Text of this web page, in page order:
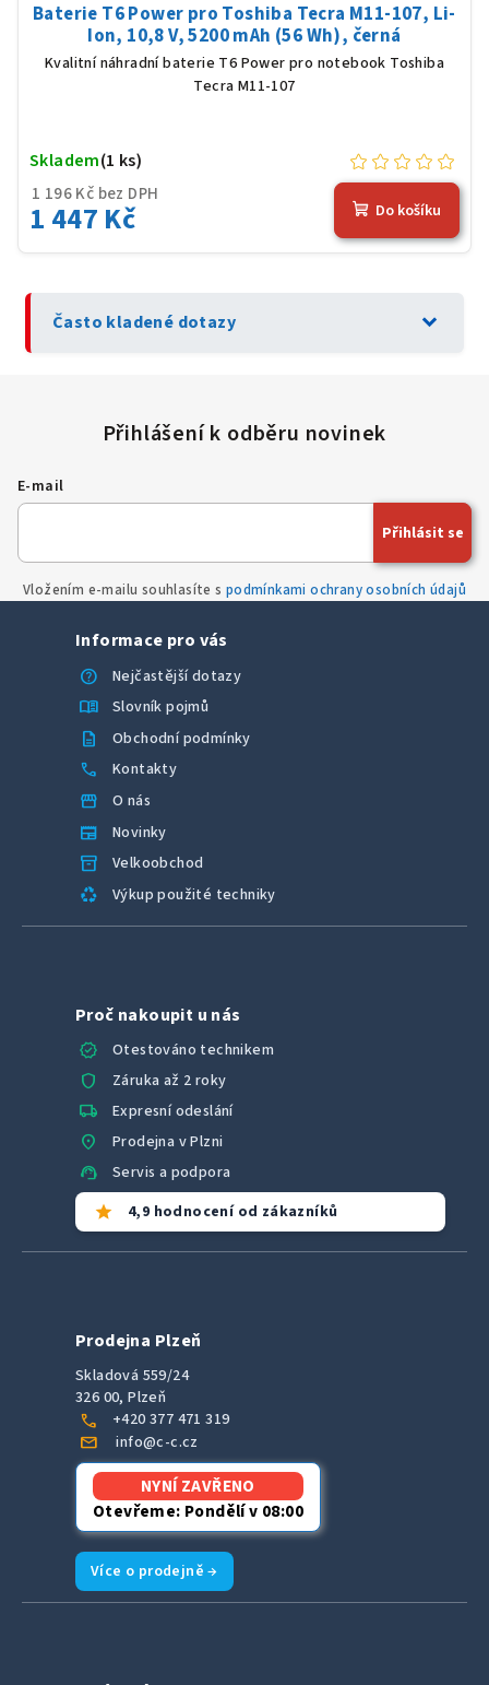
Baterie T6 Power pro Toshiba Tecra M11-107, Li-
Ion, 10,8 V, 5200 mAh (56 Wh), černá
Kvalitní náhradní baterie T6 Power pro notebook Toshiba
Tecra M11-107
1 196 Kč bez DPH
1 447 Kč
Skladem(1 ks)
Do košíku
Často kladené dotazy expand_more
E-mail
Vložením e-mailu souhlasíte s podmínkami ochrany osobních údajů
Přihlásit se
Informace pro vás
help
Nejčastější dotazy
menu_book Slovník pojmů
description Obchodní podmínky
call Kontakty
storefront O nás
newspaper Novinky
inventory_2 Velkoobchod
recycling Výkup použité techniky
Proč nakoupit u nás
verified
Otestováno technikem
shield Záruka až 2 roky
local_shipping Expresní odeslání
location_on Prodejna v Plzni
support_agent Servis a podpora
star 4,9 hodnocení od zákazníků
Prodejna Plzeň
Skladová 559/24
326 00, Plzeň
call +420 377 471 319
mail info@c-c.cz
NYNÍ ZAVŘENO
Otevřeme: Pondělí v 08:00
Více o prodejně →